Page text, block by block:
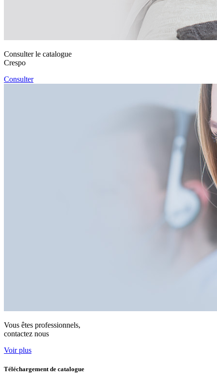
Consulter le catalogue
Crespo
Consulter
Vous êtes professionnels,
contactez nous
Voir plus
Téléchargement de catalogue